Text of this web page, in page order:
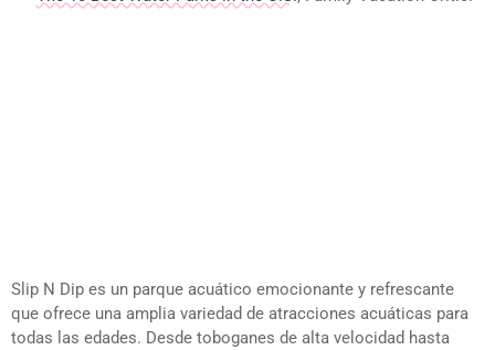
Slip N Dip es un parque acuático emocionante y refrescante
que ofrece una amplia variedad de atracciones acuáticas para
todas las edades. Desde toboganes de alta velocidad hasta